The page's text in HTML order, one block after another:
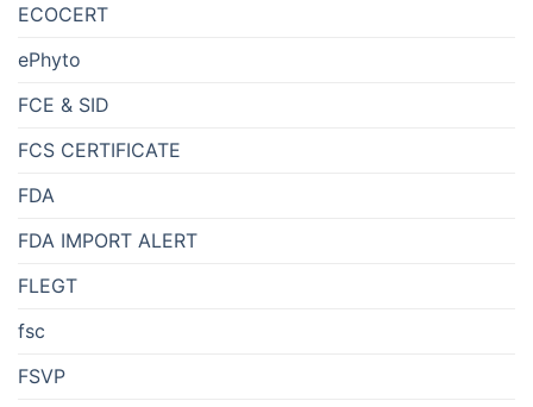
ECOCERT
ePhyto
FCE & SID
FCS CERTIFICATE
FDA
FDA IMPORT ALERT
FLEGT
fsc
FSVP